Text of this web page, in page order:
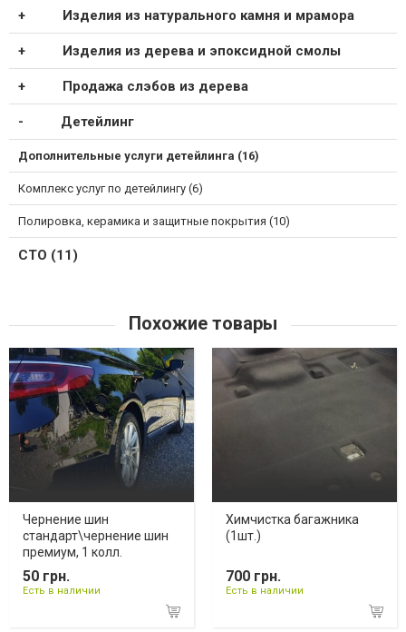
Изделия из натурального камня и мрамора
Изделия из дерева и эпоксидной смолы
Продажа слэбов из дерева
Детейлинг
Дополнительные услуги детейлинга (16)
Комплекс услуг по детейлингу (6)
Полировка, керамика и защитные покрытия (10)
СТО (11)
Похожие товары
Чернение шин
стандарт\чернение шин
премиум, 1 колл.
50 грн.
Есть в наличии
Химчистка багажника
(1шт.)
700 грн.
Есть в наличии